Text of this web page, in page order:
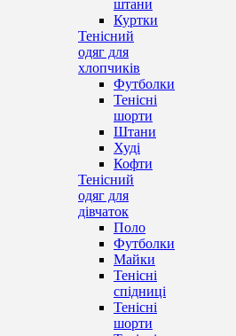
штани
Куртки
Тенісний
одяг для
хлопчиків
Футболки
Тенісні
шорти
Штани
Худі
Кофти
Тенісний
одяг для
дівчаток
Поло
Футболки
Майки
Тенісні
спідниці
Тенісні
шорти